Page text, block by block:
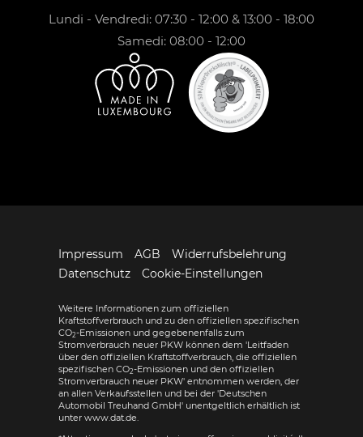
Lundi - Vendredi: 07:30 - 12:00 & 13:00 - 18:00
Samedi: 08:00 - 12:00
Impressum AGB
Widerrufsbelehrung
Datenschutz
Cookie-Einstellungen
Weitere Informationen zum offiziellen
Kraftstoffverbrauch und zu den offiziellen spezifischen
CO2-Emissionen und gegebenenfalls zum
Stromverbrauch neuer PKW können dem 'Leitfaden
über den offiziellen Kraftstoffverbrauch, die offiziellen
spezifischen CO2-Emissionen und den offiziellen
Stromverbrauch neuer PKW' entnommen werden, der
an allen Verkaufsstellen und bei der 'Deutschen
Automobil Treuhand GmbH' unentgeltlich erhältlich ist
unter www.dat.de.